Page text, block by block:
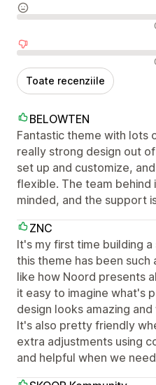
Recenzii neutre
Recenzii negative
Toate recenziile
BELOWTEN
Fantastic theme with lots
really strong design out
set up and customize,
flexible. The team behind
minded, and the support
ZNC
It's my first time building
this theme has been such
like how Noord presents
it easy to imagine what's
design looks amazing
It's also pretty friendly
extra adjustments using
and helpful when we